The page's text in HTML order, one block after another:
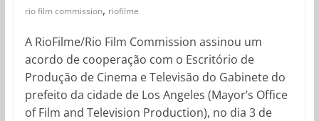
rio film commission, riofilme
A RioFilme/Rio Film Commission assinou um
acordo de cooperação com o Escritório de
Produção de Cinema e Televisão do Gabinete do
prefeito da cidade de Los Angeles (Mayor’s Office
of Film and Television Production), no dia 3 de